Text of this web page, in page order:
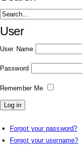
User
User Name
Password
Remember Me
Forgot your password?
Forgot your username?